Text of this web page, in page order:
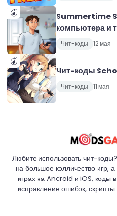
Summertime
компьютера и
Чит-коды 12 мая
Чит-коды
Чит-коды 11 мая
Любите использовать чит-
на большое колличество игр,
играх на Android и iOS, коды
исправление ошибок, скрипты